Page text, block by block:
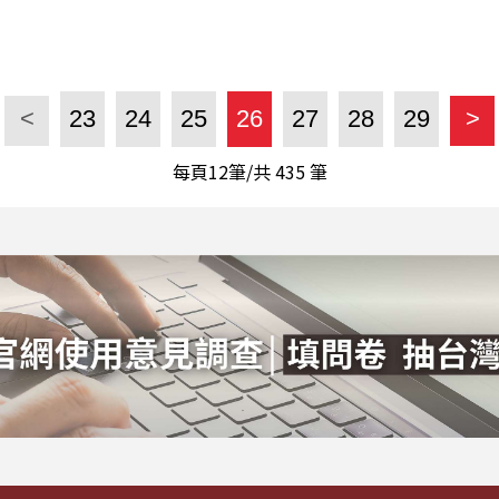
< 23 24 25 26 27 28 29 >
每頁12筆/共435筆